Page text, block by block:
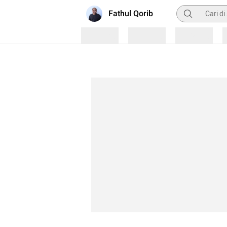
Fathul Qorib Pencarian